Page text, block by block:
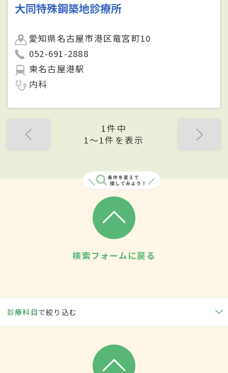
大同特殊鋼築地診療所
愛知県名古屋市港区竜宮町10
052-691-2888
東名古屋港駅
内科
1件中
1〜1件を表示
検索フォームに戻る
診療科目で絞り込む